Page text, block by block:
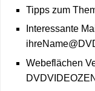
Tipps zum
Interessante
Webeflächen